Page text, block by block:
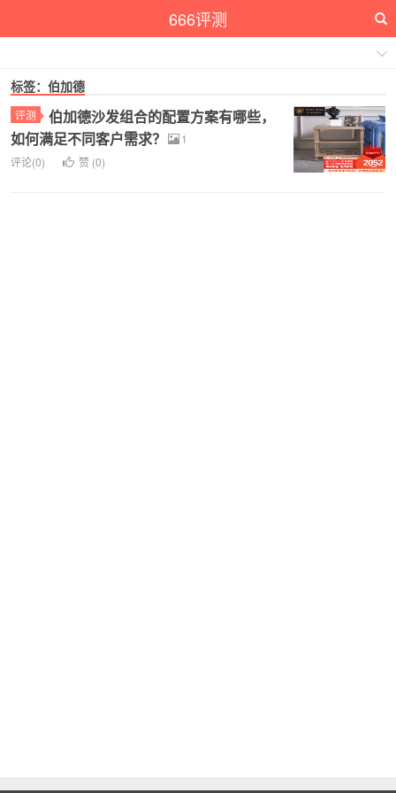
666评测
标签：伯加德
评测
伯加德沙发组合的配置方案有哪些，
如何满足不同客户需求？
1
评论(0)
赞 (0)